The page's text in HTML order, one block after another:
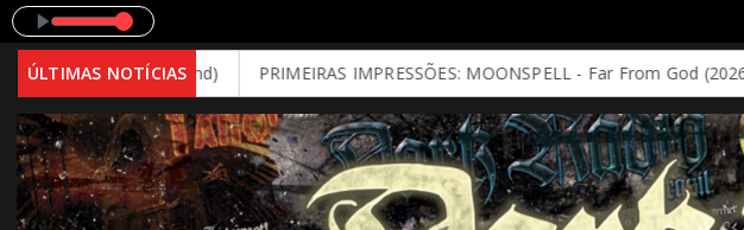
Tocando agora:
ÚLTIMAS NOTÍCIAS
- Brutal Mind) PRIMEIRAS IMPRESSÕES: MOONSPELL - Far From God (2026 - Valhall